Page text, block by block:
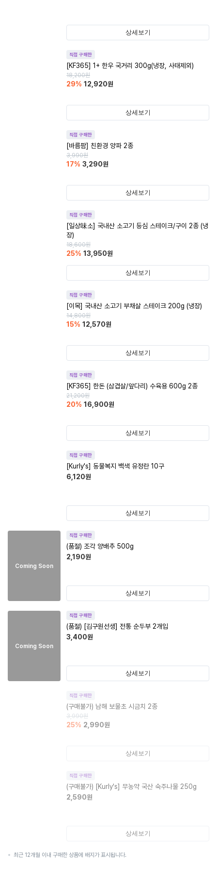
상세보기
직접 구매한
[KF365] 1+ 한우 국거리 300g(냉장, 사태제외)
18,200원
29% 12,920원
상세보기
직접 구매한
[바름팜] 친환경 양파 2종
3,990원
17% 3,290원
상세보기
직접 구매한
[일상味소] 국내산 소고기 등심 스테이크/구이 2종 (냉
장)
18,600원
25% 13,950원
상세보기
직접 구매한
[이목] 국내산 소고기 부채살 스테이크 200g (냉장)
14,800원
15% 12,570원
상세보기
직접 구매한
[KF365] 한돈 (삼겹살/앞다리) 수육용 600g 2종
21,200원
20% 16,900원
상세보기
직접 구매한
[Kurly's] 동물복지 백색 유정란 10구
6,120원
상세보기
Coming Soon
직접 구매한
(품절) 조각 양배추 500g
2,190원
상세보기
Coming Soon
직접 구매한
(품절) [김구원선생] 전통 순두부 2개입
3,400원
상세보기
직접 구매한
(구매불가) 남해 보물초 시금치 2종
3,990원
25% 2,990원
상세보기
직접 구매한
(구매불가) [Kurly's] 무농약 국산 숙주나물 250g
2,590원
상세보기
최근 12개월 이내 구매한 상품에 배지가 표시됩니다.